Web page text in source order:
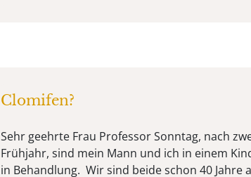
Clomifen?
Sehr geehrte Frau Professor Sonntag, nach
Frühjahr, sind mein Mann und ich in einem
in Behandlung. Wir sind beide schon 40 Jahre